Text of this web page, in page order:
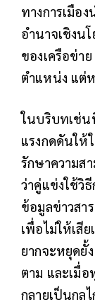
ทางการเมือ
อำนาจเชิงน
ของเครือข่า
ตำแหน่ง แต่
ในบริบทเช่น
แรงกดดันให้
รักษาความส
ว่าคู่แข่งใช้วิ
ข้อมูลข่าวสา
เพื่อไม่ให้เสี
ยากจะหยุดยั้
ตาม และเมื่
กลายเป็นกล